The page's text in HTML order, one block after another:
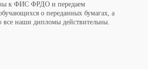
к ФИС ФРДО и передаем
о переданных бумагах, а
все наши дипломы действительны.